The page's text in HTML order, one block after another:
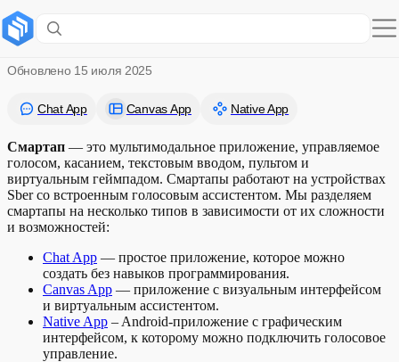
Выбор типа смартапа
Обновлено 15 июля 2025
Chat App Canvas App Native App
Смартап — это мультимодальное приложение, управляемое
голосом, касанием, текстовым вводом, пультом и
виртуальным геймпадом. Смартапы работают на устройствах
Sber со встроенным голосовым ассистентом. Мы разделяем
смартапы на несколько типов в зависимости от их сложности
и возможностей:
Chat App — простое приложение, которое можно
создать без навыков программирования.
Canvas App — приложение с визуальным интерфейсом
и виртуальным ассистентом.
Native App – Android-приложение с графическим
интерфейсом, к которому можно подключить голосовое
управление.